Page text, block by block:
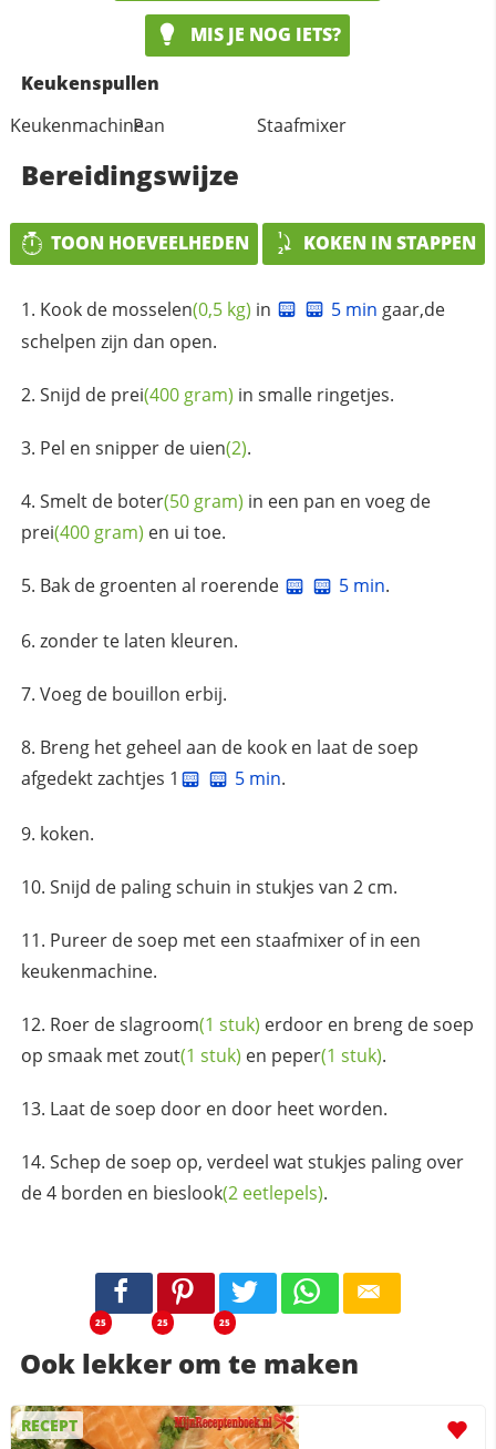
MIS JE NOG IETS?
Keukenspullen
KeukenmachinePan Staafmixer
Bereidingswijze
TOON HOEVEELHEDEN KOKEN IN STAPPEN
Kook de mosselen(0,5 kg) in 5 min gaar,de
schelpen zijn dan open.
Snijd de prei(400 gram) in smalle ringetjes.
Pel en snipper de uien(2).
Smelt de boter(50 gram) in een pan en voeg de
prei(400 gram) en ui toe.
Bak de groenten al roerende 5 min.
zonder te laten kleuren.
Voeg de bouillon erbij.
Breng het geheel aan de kook en laat de soep
afgedekt zachtjes 1
5 min.
koken.
Snijd de paling schuin in stukjes van 2 cm.
Pureer de soep met een staafmixer of in een
keukenmachine.
Roer deslagroom(1 stuk) erdoor en breng de soep
op smaak metzout(1 stuk) en peper(1 stuk).
Laat de soep door en door heet worden.
Schep de soep op, verdeel wat stukjes paling over
de 4 borden en bieslook(2 eetlepels).
25 25 25
Ook lekker om te maken
RECEPT